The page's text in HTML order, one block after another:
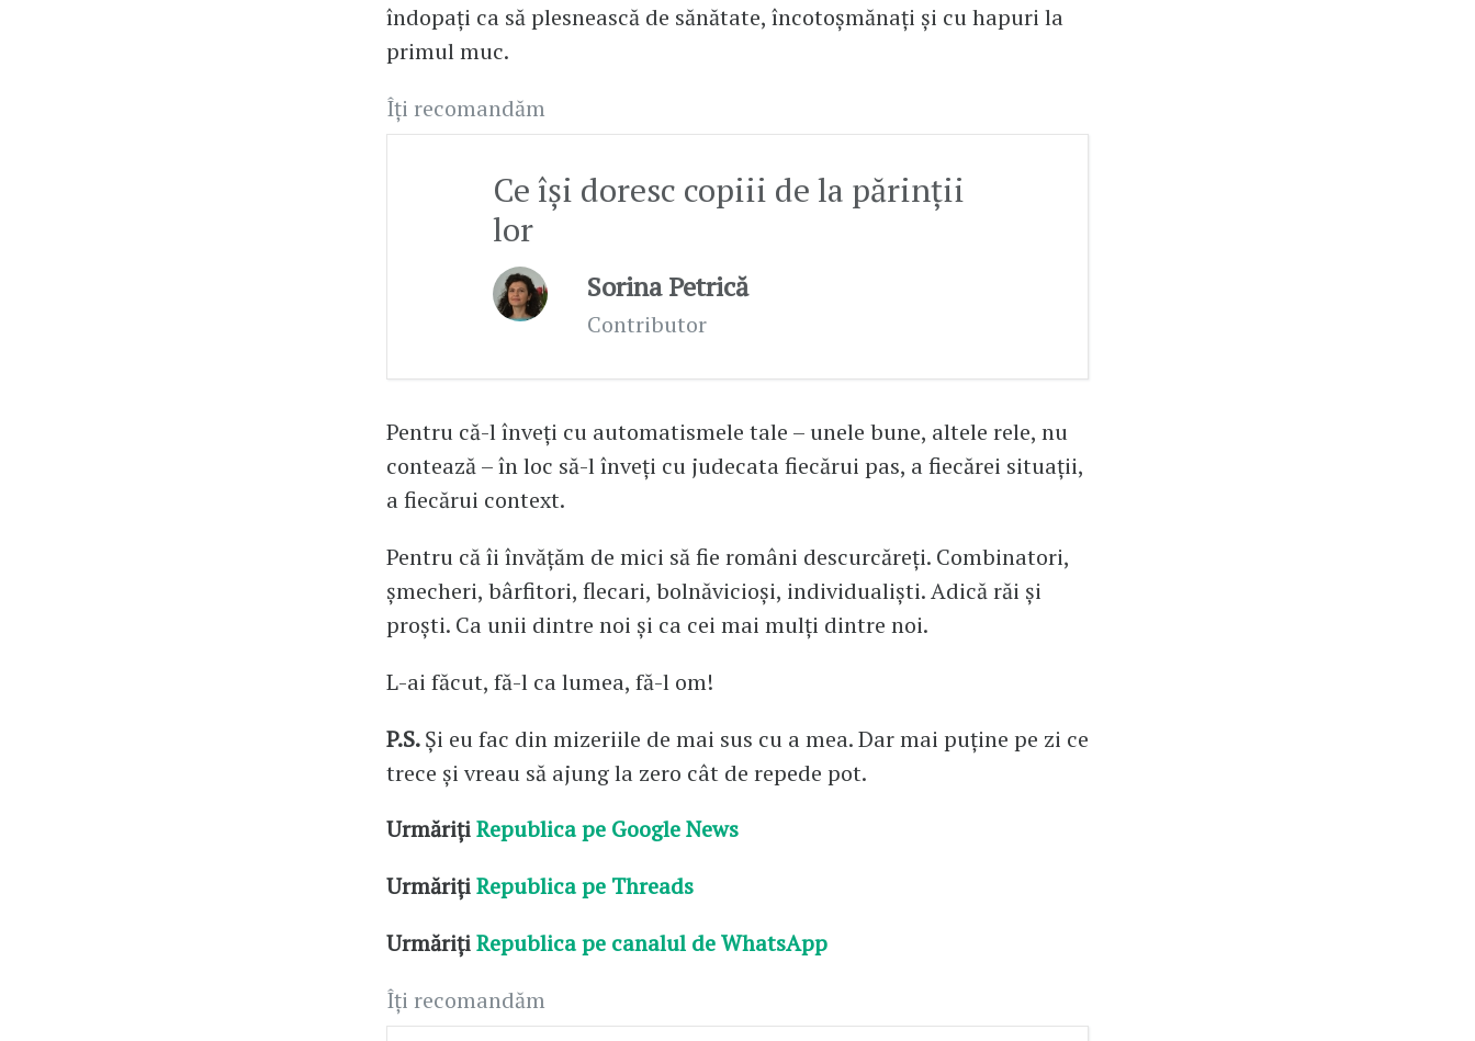
îndopați ca să plesnească de sănătate, încotoșmănați și cu hapuri la
primul muc.
Îți recomandăm
Ce își doresc copiii de la părinții
lor
Sorina Petrică
Contributor
Pentru că-l înveți cu automatismele tale – unele bune, altele rele, nu
contează – în loc să-l înveți cu judecata fiecărui pas, a fiecărei situații,
a fiecărui context.
Pentru că îi învățăm de mici să fie români descurcăreți. Combinatori,
șmecheri, bârfitori, flecari, bolnăvicioși, individualiști. Adică răi și
proști. Ca unii dintre noi și ca cei mai mulți dintre noi.
L-ai făcut, fă-l ca lumea, fă-l om!
P.S.Și eu fac din mizeriile de mai sus cu a mea. Dar mai puține pe zi ce
trece și vreau să ajung la zero cât de repede pot.
UrmărițiRepublica pe Google News
UrmărițiRepublica pe Threads
UrmărițiRepublica pe canalul de WhatsApp
Îți recomandăm